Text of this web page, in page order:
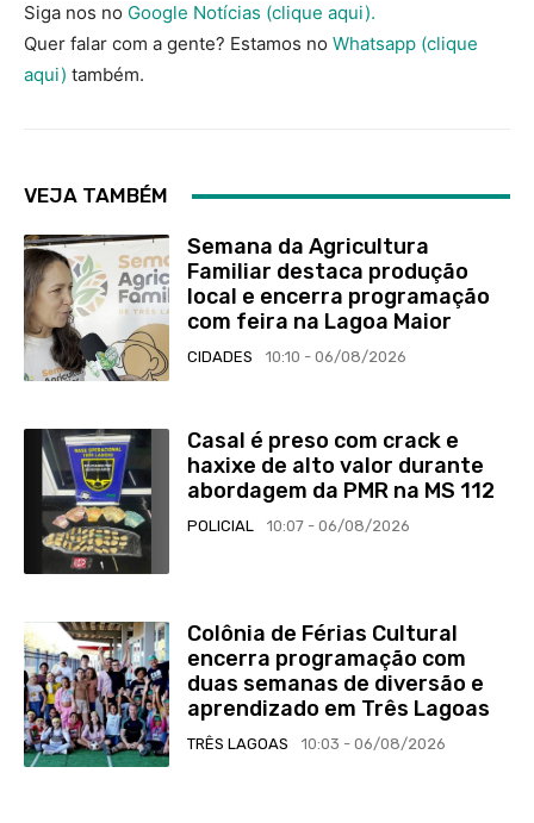
Siga nos no Google Notícias (clique aqui).
Quer falar com a gente? Estamos no Whatsapp (clique
aqui) também.
VEJA TAMBÉM
Semana da Agricultura
Familiar destaca produção
local e encerra programação
com feira na Lagoa Maior
CIDADES 10:10 - 06/08/2026
Casal é preso com crack e
haxixe de alto valor durante
abordagem da PMR na MS 112
POLICIAL 10:07 - 06/08/2026
Colônia de Férias Cultural
encerra programação com
duas semanas de diversão e
aprendizado em Três Lagoas
TRÊS LAGOAS 10:03 - 06/08/2026